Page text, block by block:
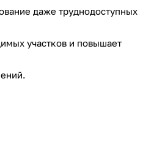
даже труднодоступных
участков и повышает